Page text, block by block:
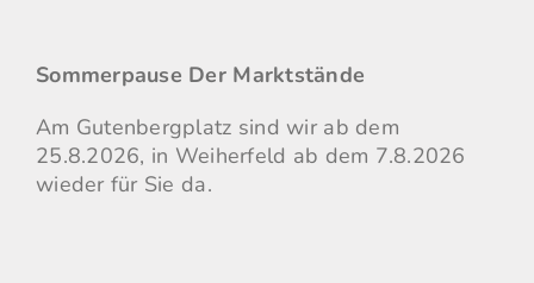
Sommerpause Der Marktstände
Am Gutenbergplatz sind wir ab dem
25.8.2026, in Weiherfeld ab dem 7.8.2026
wieder für Sie da.